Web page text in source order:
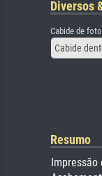
Diversos
Cabide de
Cabide
Resumo
Impressão